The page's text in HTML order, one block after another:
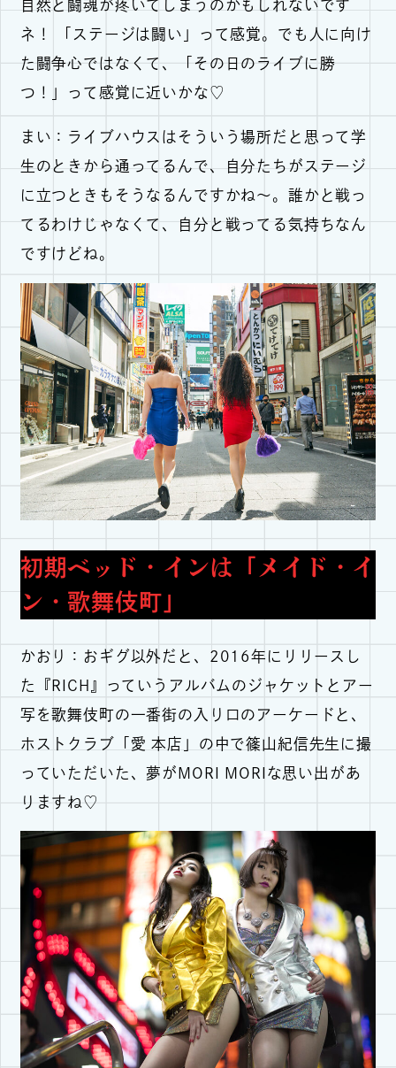
自然と闘魂が疼いてしまうのかもしれないです
ネ！ 「ステージは闘い」って感覚。でも人に向け
た闘争心ではなくて、「その日のライブに勝
つ！」って感覚に近いかな♡
まい：ライブハウスはそういう場所だと思って学
生のときから通ってるんで、自分たちがステージ
に立つときもそうなるんですかね〜。誰かと戦っ
てるわけじゃなくて、自分と戦ってる気持ちなん
ですけどね。
初期ベッド・インは「メイド・イ
ン・歌舞伎町」
かおり：おギグ以外だと、2016年にリリースし
た『RICH』っていうアルバムのジャケットとアー
写を歌舞伎町の一番街の入り口のアーケードと、
ホストクラブ「愛 本店」の中で篠山紀信先生に撮
っていただいた、夢がMORI MORIな思い出があ
りますね♡